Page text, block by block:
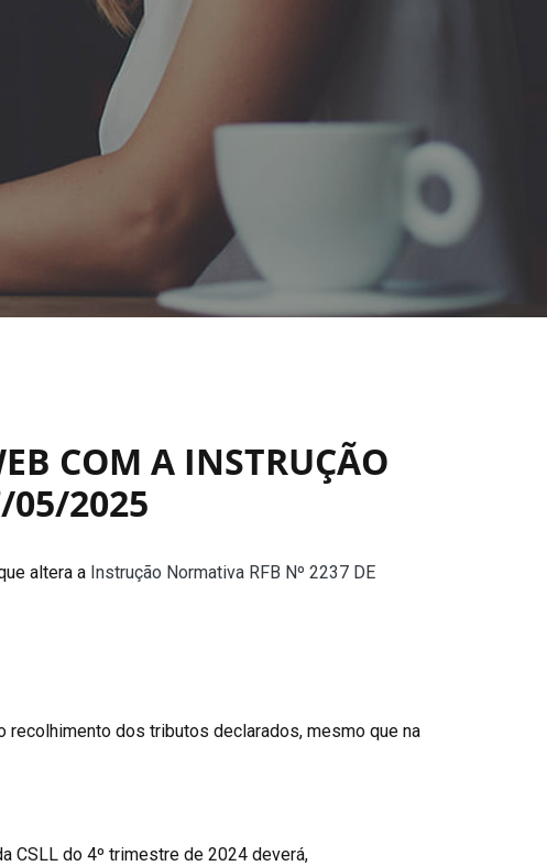
COM A INSTRUÇÃO
05/2025
altera a Instrução Normativa RFB Nº 2237 DE
dos tributos declarados, mesmo que na
CSLL do 4º trimestre de 2024 deverá,